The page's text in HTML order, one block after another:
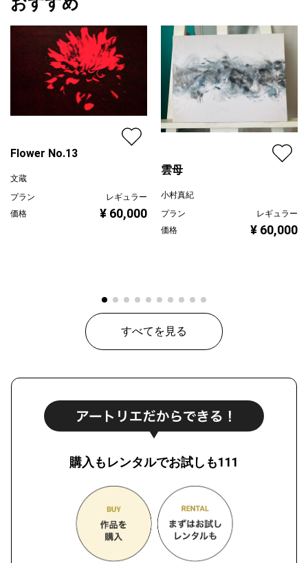
Flower No.13
文蔵
プラン
レギュラー
価格
¥ 60,000
雲母
小村真紀
プラン
レギュラー
価格
¥ 60,000
すべてを見る
購入もレンタルでお試しも111